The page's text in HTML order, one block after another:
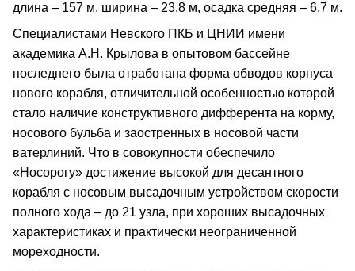
длина – 157 м, ширина – 23,8 м, осадка средняя – 6,7 м.
Специалистами Невского ПКБ и ЦНИИ имени
академика А.Н. Крылова в опытовом бассейне
последнего была отработана форма обводов корпуса
нового корабля, отличительной особенностью которой
стало наличие конструктивного дифферента на корму,
носового бульба и заостренных в носовой части
ватерлиний. Что в совокупности обеспечило
«Носорогу» достижение высокой для десантного
корабля с носовым высадочным устройством скорости
полного хода – до 21 узла, при хороших высадочных
характеристиках и практически неограниченной
мореходности.